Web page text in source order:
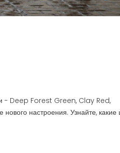
- Deep Forest Green, Clay Red,
настроения. Узнайте, какие